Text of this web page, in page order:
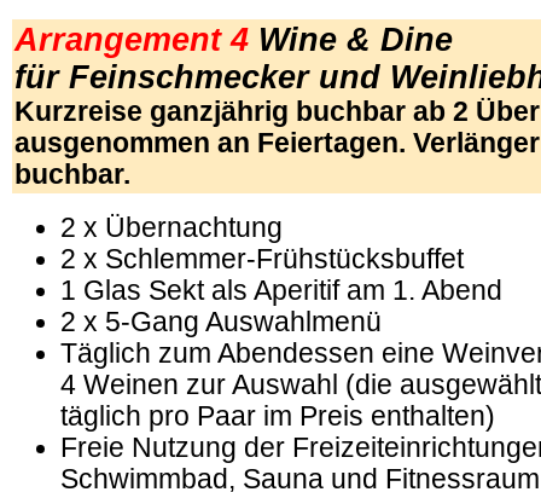
Arrangement 4 Wine & Dine
für Feinschmecker und
Kurzreise ganzjährig buchbar ab 2
ausgenommen an Feiertagen.
buchbar.
2 x Übernachtung
2 x Schlemmer-Frühstücksbuffet
1 Glas Sekt als Aperitif am 1. Abend
2 x 5-Gang Auswahlmenü
Täglich zum Abendessen eine
4 Weinen zur Auswahl (die
täglich pro Paar im Preis enthalten)
Freie Nutzung der
Schwimmbad, Sauna und Fitnessraum